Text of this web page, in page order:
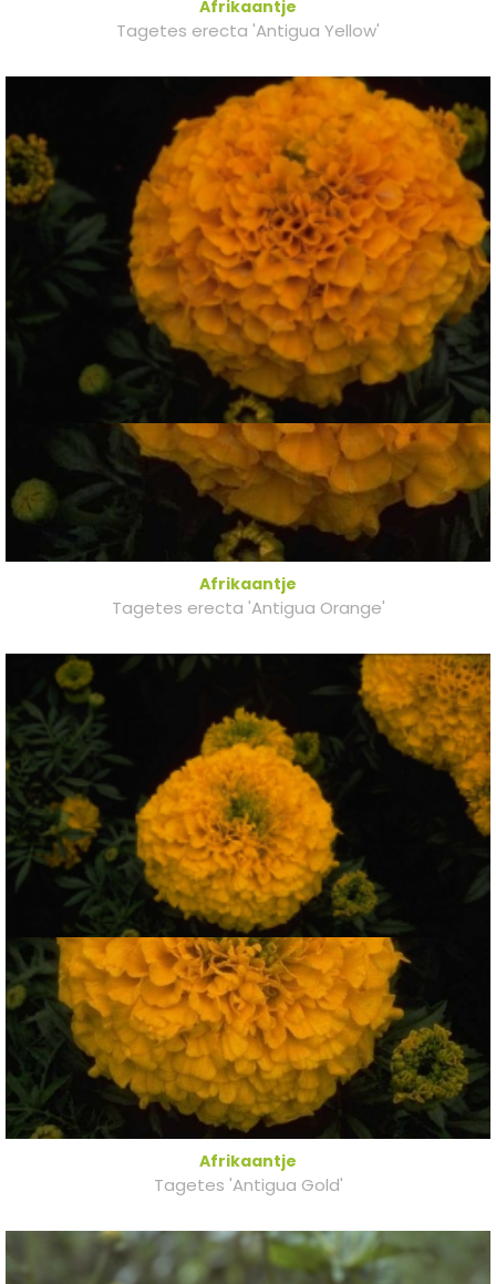
Afrikaantje
Tagetes erecta 'Antigua Yellow'
Afrikaantje
Tagetes erecta 'Antigua Orange'
Afrikaantje
Tagetes 'Antigua Gold'